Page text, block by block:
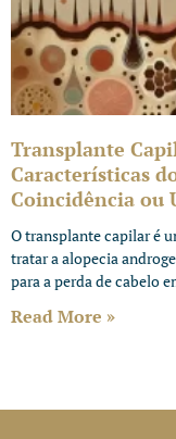
Transplante
Características
Coincidência ou
O transplante capilar é
tratar a alopecia
para a perda de cabelo
Read More »